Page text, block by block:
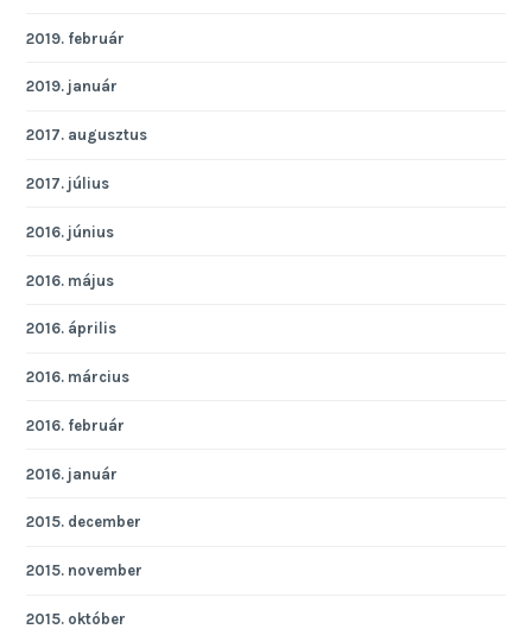
2019. február
2019. január
2017. augusztus
2017. július
2016. június
2016. május
2016. április
2016. március
2016. február
2016. január
2015. december
2015. november
2015. október